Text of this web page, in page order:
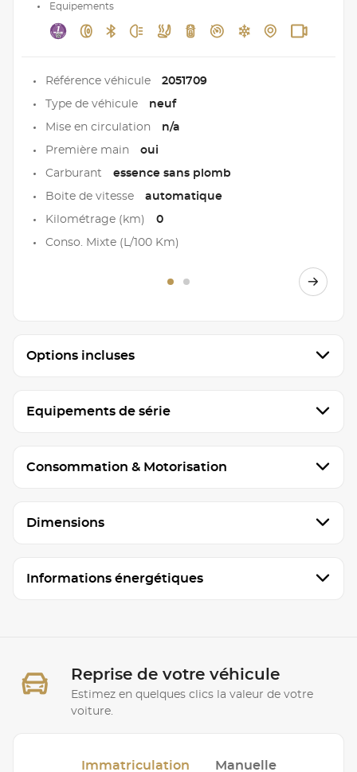
Equipements
Référence véhicule 2051709
Type de véhicule neuf
Mise en circulation n/a
Première main oui
Carburant essence sans plomb
Boite de vitesse automatique
Kilométrage (km) 0
Conso. Mixte (L/100 Km)
Options incluses
Equipements de série
Consommation & Motorisation
Dimensions
Informations énergétiques
Reprise de votre véhicule
Estimez en quelques clics la valeur de votre
voiture.
Immatriculation Manuelle